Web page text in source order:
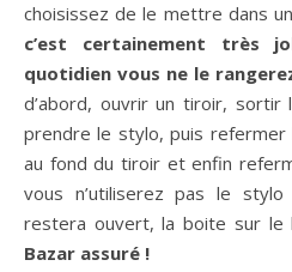
choisissez de le mettre dans
c’est certainement très
quotidien vous ne le
d’abord, ouvrir un tiroir,
prendre le stylo, puis
au fond du tiroir et enfin
vous n’utiliserez pas le
restera ouvert, la boite sur
Bazar assuré !